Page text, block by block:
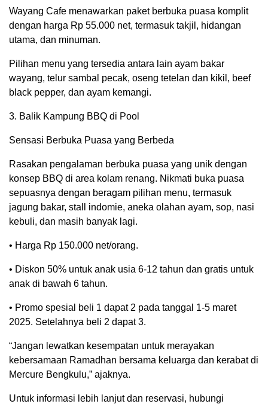
Wayang Cafe menawarkan paket berbuka puasa komplit
dengan harga Rp 55.000 net, termasuk takjil, hidangan
utama, dan minuman.
Pilihan menu yang tersedia antara lain ayam bakar
wayang, telur sambal pecak, oseng tetelan dan kikil, beef
black pepper, dan ayam kemangi.
3. Balik Kampung BBQ di Pool
Sensasi Berbuka Puasa yang Berbeda
Rasakan pengalaman berbuka puasa yang unik dengan
konsep BBQ di area kolam renang. Nikmati buka puasa
sepuasnya dengan beragam pilihan menu, termasuk
jagung bakar, stall indomie, aneka olahan ayam, sop, nasi
kebuli, dan masih banyak lagi.
• Harga Rp 150.000 net/orang.
• Diskon 50% untuk anak usia 6-12 tahun dan gratis untuk
anak di bawah 6 tahun.
• Promo spesial beli 1 dapat 2 pada tanggal 1-5 maret
2025. Setelahnya beli 2 dapat 3.
“Jangan lewatkan kesempatan untuk merayakan
kebersamaan Ramadhan bersama keluarga dan kerabat di
Mercure Bengkulu,” ajaknya.
Untuk informasi lebih lanjut dan reservasi, hubungi